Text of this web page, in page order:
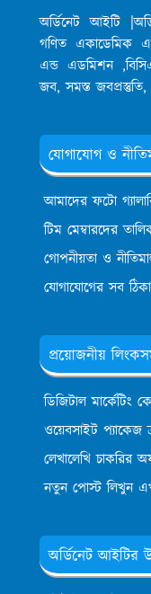
অর্ডিনেট আইটি
গণিত একাডেমিক
এন্ড এডমিশন
জব, সমস্ত জবপ্রস্তুতি,
যোগাযোগ ও
আমাদের ফটো
টিম মেম্বারদের
গোপনীয়তা ও
যোগাযোগের সব
প্রয়োজনীয়
ডিজিটাল মার্কেটিং
ওয়েবসাইট প্যাকেজ
লেখালেখি চাকরির
নতুন পোস্ট লিখুন
অর্ডিনেট আইটির